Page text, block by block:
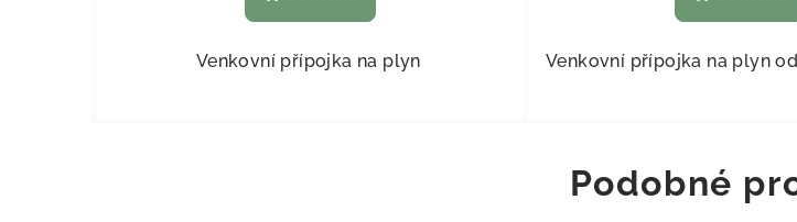
Venkovní přípojka na plyn Venkovní přípojka na plyn
Podobné